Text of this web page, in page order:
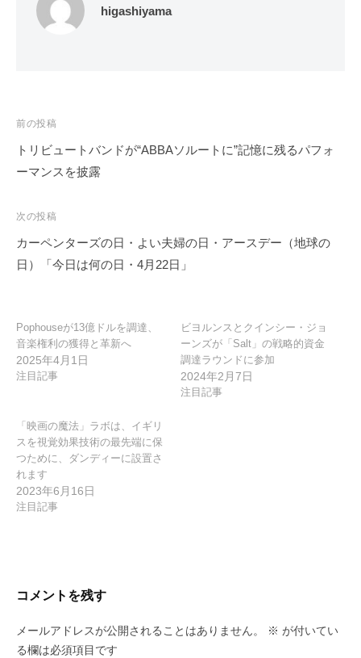
higashiyama
投
稿
ナ
ゲ
ー
シ
前の投稿
トリビュートバンドが“ABBAソルートに”記憶に残るパフォ
ーマンスを披露
次の投稿
カーペンターズの日・よい夫婦の日・アースデー（地球の
日）「今日は何の日・4月22日」
Pophouseが13億ドルを調達、
音楽権利の獲得と革新へ
2025年4月1日
注目記事
ビヨルンスとクインシー・ジョ
ーンズが「Salt」の戦略的資金
調達ラウンドに参加
2024年2月7日
注目記事
「映画の魔法」ラボは、イギリ
スを視覚効果技術の最先端に保
つために、ダンディーに設置さ
れます
2023年6月16日
注目記事
コメントを残す
メールアドレスが公開されることはありません。 ※ が付いてい
る欄は必須項目です